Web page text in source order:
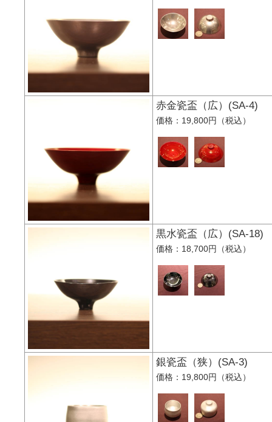
赤金瓷盃（広）
価格：19,800円（税込）
黒水瓷盃（広）
価格：18,700円（税込）
銀瓷盃（狭）(SA-
価格：19,800円（税込）